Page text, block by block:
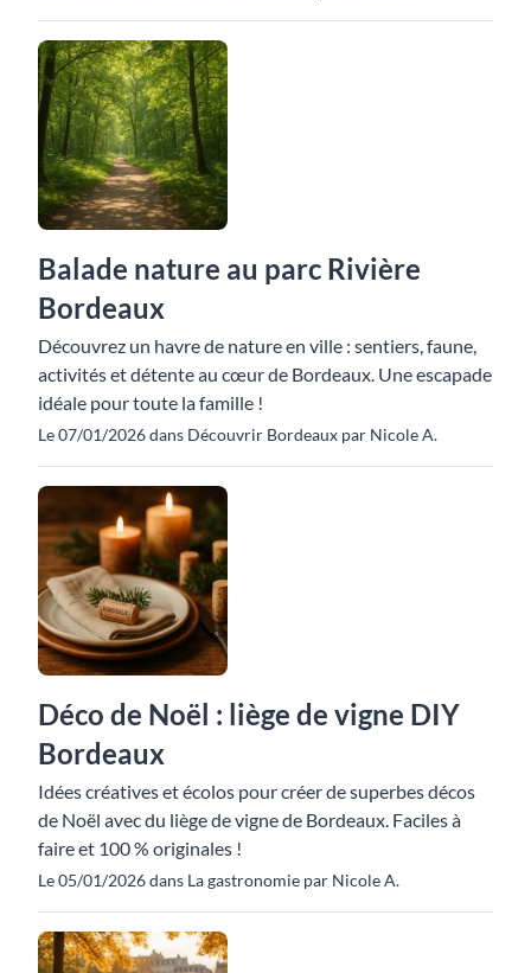
Balade nature au parc Rivière
Bordeaux
Découvrez un havre de nature en ville : sentiers, faune,
activités et détente au cœur de Bordeaux. Une escapade
idéale pour toute la famille !
Le 07/01/2026 dans Découvrir Bordeaux par Nicole A.
Déco de Noël : liège de vigne DIY
Bordeaux
Idées créatives et écolos pour créer de superbes décos
de Noël avec du liège de vigne de Bordeaux. Faciles à
faire et 100 % originales !
Le 05/01/2026 dans La gastronomie par Nicole A.